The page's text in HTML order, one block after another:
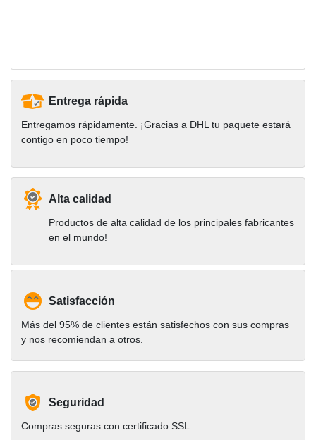
Entrega rápida
Entregamos rápidamente. ¡Gracias a DHL tu paquete estará
contigo en poco tiempo!
Alta calidad
Productos de alta calidad de los principales fabricantes
en el mundo!
Satisfacción
Más del 95% de clientes están satisfechos con sus compras
y nos recomiendan a otros.
Seguridad
Compras seguras con certificado SSL.